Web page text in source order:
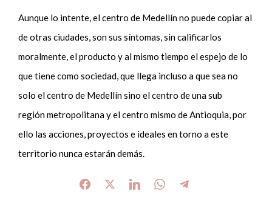
Aunque lo intente, el centro de Medellín no puede copiar al
de otras ciudades, son sus síntomas, sin calificarlos
moralmente, el producto y al mismo tiempo el espejo de lo
que tiene como sociedad, que llega incluso a que sea no
solo el centro de Medellín sino el centro de una sub
región metropolitana y el centro mismo de Antioquia, por
ello las acciones, proyectos e ideales en torno a este
territorio nunca estarán demás.